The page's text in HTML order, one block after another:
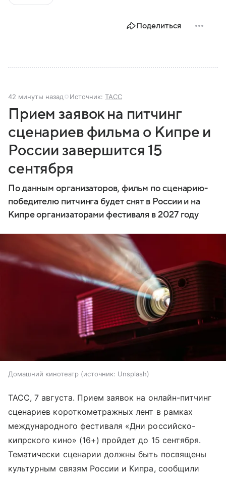
Поделиться
42 минуты назад Источник: ТАСС
Прием заявок на питчинг
сценариев фильма о Кипре и
России завершится 15
сентября
По данным организаторов, фильм по сценарию-
победителю питчинга будет снят в России и на
Кипре организаторами фестиваля в 2027 году
Домашний кинотеатр источник: Unsplash
ТАСС, 7 августа. Прием заявок на онлайн-питчинг
сценариев короткометражных лент в рамках
международного фестиваля «Дни российско-
кипрского кино» (16+) пройдет до 15 сентября.
Тематически сценарии должны быть посвящены
культурным связям России и Кипра, сообщили